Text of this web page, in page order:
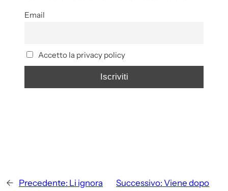
Email
Accetto la privacy policy
← Precedente: Li ignora
Successivo: Viene dopo